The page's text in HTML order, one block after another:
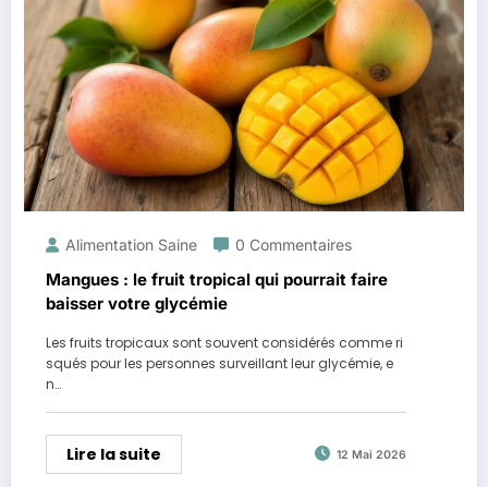
Alimentation Saine 0 Commentaires
Mangues : le fruit tropical qui pourrait faire
baisser votre glycémie
Les fruits tropicaux sont souvent considérés comme ri
squés pour les personnes surveillant leur glycémie, e
n…
Lire la suite 12 Mai 2026